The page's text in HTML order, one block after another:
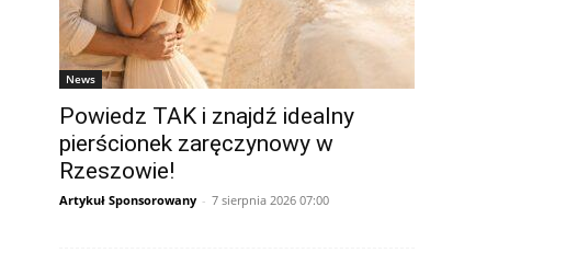
News
Powiedz TAK i znajdź idealny
pierścionek zaręczynowy w
Rzeszowie!
Artykuł Sponsorowany - 7 sierpnia 2026 07:00